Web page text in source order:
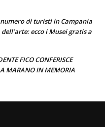
di turisti in Campania
ecco i Musei gratis a
FICO CONFERISCE
A MARANO IN MEMORIA